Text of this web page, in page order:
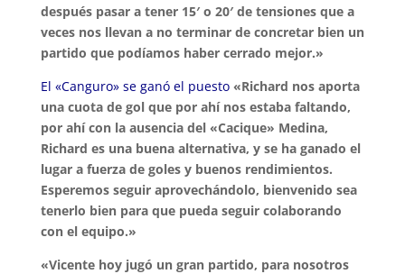
después pasar a tener 15′ o 20′ de tensiones que a
veces nos llevan a no terminar de concretar bien un
partido que podíamos haber cerrado mejor.»
El «Canguro» se ganó el puesto«Richard nos aporta
una cuota de gol que por ahí nos estaba faltando,
por ahí con la ausencia del «Cacique» Medina,
Richard es una buena alternativa, y se ha ganado el
lugar a fuerza de goles y buenos rendimientos.
Esperemos seguir aprovechándolo, bienvenido sea
tenerlo bien para que pueda seguir colaborando
con el equipo.»
«Vicente hoy jugó un gran partido, para nosotros